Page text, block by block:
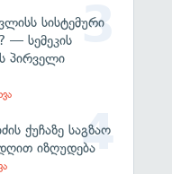
სისტემური
— სემეკის
პირველი
ქუჩაზე საგზაო
იზღუდება